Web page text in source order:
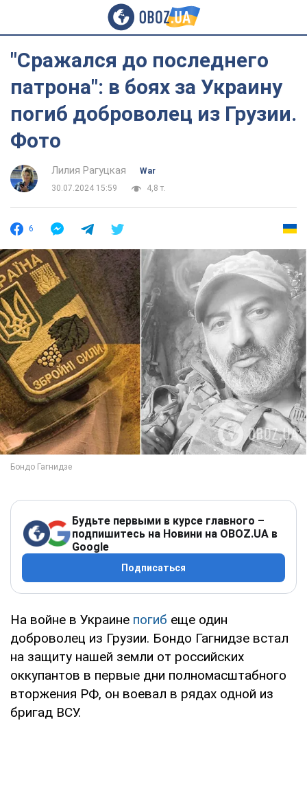
"Сражался до последнего
патрона": в боях за Украину
погиб доброволец из Грузии.
Фото
Лилия Рагуцкая
War
30.07.2024 15:59
4,8 т.
6
Будьте первыми в курсе главного –
подпишитесь на Новини на OBOZ.UA в
Google
Подписаться
На войне в Украине погиб еще один
доброволец из Грузии. Бондо Гагнидзе встал
на защиту нашей земли от российских
оккупантов в первые дни полномасштабного
вторжения РФ, он воевал в рядах одной из
бригад ВСУ.